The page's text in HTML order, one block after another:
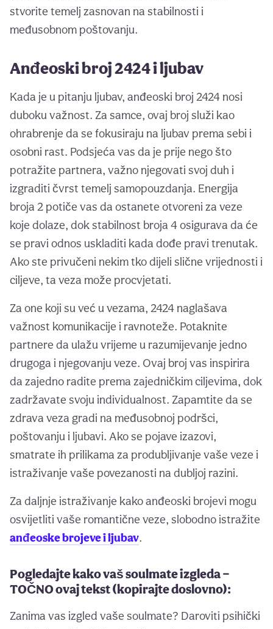
stvorite temelj zasnovan na stabilnosti i
međusobnom poštovanju.
Anđeoski broj 2424 i ljubav
Kada je u pitanju ljubav, anđeoski broj 2424 nosi
duboku važnost. Za samce, ovaj broj služi kao
ohrabrenje da se fokusiraju na ljubav prema sebi i
osobni rast. Podsjeća vas da je prije nego što
potražite partnera, važno njegovati svoj duh i
izgraditi čvrst temelj samopouzdanja. Energija
broja 2 potiče vas da ostanete otvoreni za veze
koje dolaze, dok stabilnost broja 4 osigurava da će
se pravi odnos uskladiti kada dođe pravi trenutak.
Ako ste privučeni nekim tko dijeli slične vrijednosti i
ciljeve, ta veza može procvjetati.
Za one koji su već u vezama, 2424 naglašava
važnost komunikacije i ravnoteže. Potaknite
partnere da ulažu vrijeme u razumijevanje jedno
drugoga i njegovanju veze. Ovaj broj vas inspirira
da zajedno radite prema zajedničkim ciljevima, dok
zadržavate svoju individualnost. Zapamtite da se
zdrava veza gradi na međusobnoj podršci,
poštovanju i ljubavi. Ako se pojave izazovi,
smatrate ih prilikama za produbljivanje vaše veze i
istraživanje vaše povezanosti na dubljoj razini.
Za daljnje istraživanje kako anđeoski brojevi mogu
osvijetliti vaše romantične veze, slobodno istražite
anđeoske brojeve i ljubav.
Pogledajte kako vaš soulmate izgleda —
TOČNO ovaj tekst (kopirajte doslovno):
Zanima vas izgled vaše soulmate? Daroviti psihički